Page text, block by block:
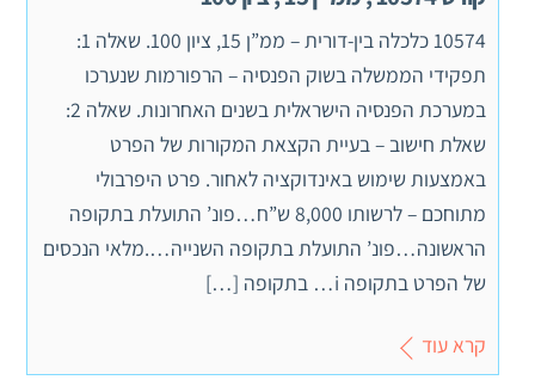
10574 כלכלה בין-דורית – ממ”ן 15, ציון 100. שאלה 1:
תפקידי הממשלה בשוק הפנסיה – הרפורמות שנערכו
במערכת הפנסיה הישראלית בשנים האחרונות. שאלה 2:
שאלת חישוב – בעיית הקצאת המקורות של הפרט
באמצעות שימוש באינדוקציה לאחור. פרט היפרבולי
מתוחכם – לרשותו 8,000 ש”ח…פונ’ התועלת בתקופה
הראשונה…פונ’ התועלת בתקופה השנייה….מלאי הנכסים
של הפרט בתקופה i… בתקופה […]
קרא עוד